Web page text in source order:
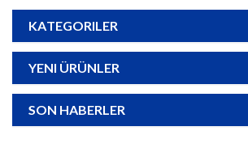
KATEGORILER
YENI ÜRÜNLER
SON HABERLER